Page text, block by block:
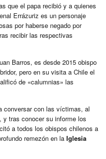
que el papa recibió y a quienes
Errázuriz es un personaje
por haberse negado por
recibir las respectivas
Barros, es desde 2015 obispo
pero en su visita a Chile el
de «calumnias» las
conversar con las víctimas, al
y tras conocer su informe los
a todos los obispos chilenos a
remezón en la Iglesia